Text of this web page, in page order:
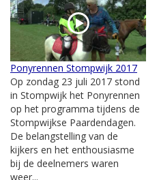
Ponyrennen Stompwijk 2017
Op zondag 23 juli 2017 stond
in Stompwijk het Ponyrennen
op het programma tijdens de
Stompwijkse Paardendagen.
De belangstelling van de
kijkers en het enthousiasme
bij de deelnemers waren
weer...